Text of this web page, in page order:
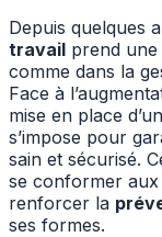
Depuis quelques
travail prend une
comme dans la
Face à
mise en place
s’impose pour
sain et sécurisé.
se conformer aux
renforcer la
ses formes.